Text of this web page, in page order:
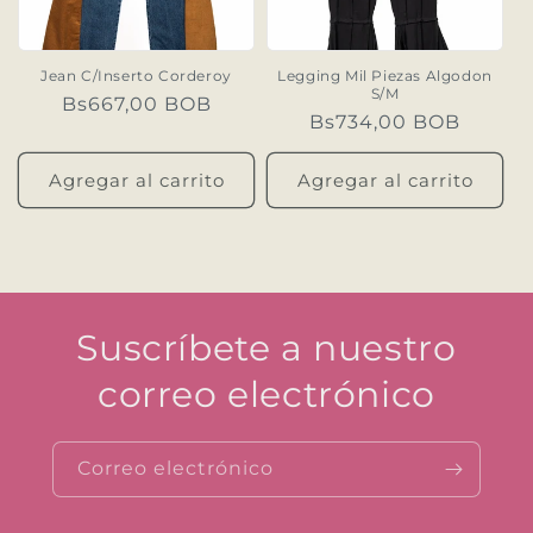
Jean C/Inserto Corderoy
Precio
Bs667,00 BOB
Agregar al carrito
Legging Mil Piezas Algodon
S/M
Precio
habitual
Bs734,00 BOB
Agregar al carrito
Suscríbete a nuestro
correo electrónico
Correo electrónico